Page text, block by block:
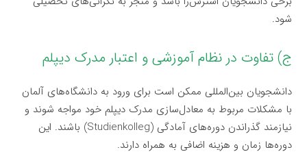
شود.
ج) تفاوت در نظام آموزشی و اعتبار مدرک دیپلم
دانشجویان بین‌المللی ممکن است برای ورود به دانشگاه‌های آلمان
با مشکلات مربوط به معادل‌سازی مدرک دیپلم خود مواجه شوند و
نیازمند گذراندن دوره‌های آمادگی (Studienkolleg) باشند. این
دوره‌ها زمان و هزینه اضافی به همراه دارند.